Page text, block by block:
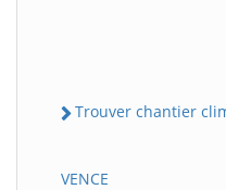
Trouver chantier
VENCE